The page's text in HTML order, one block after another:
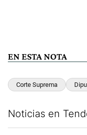
EN ESTA NOTA
Corte Suprema
Noticias en